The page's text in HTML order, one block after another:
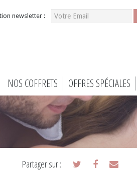
newsletter :
NOS COFFRETS OFFRES SPÉCIALES
Partager sur :